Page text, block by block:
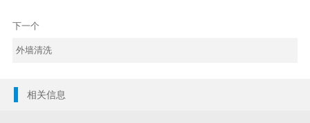
下一个
外墙清洗
相关信息